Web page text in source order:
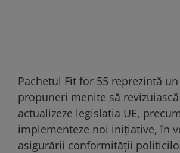
Pachetul Fit for 55 reprezintă
propuneri menite să
actualizeze legislația UE,
implementeze noi inițiative, în
asigurării conformității